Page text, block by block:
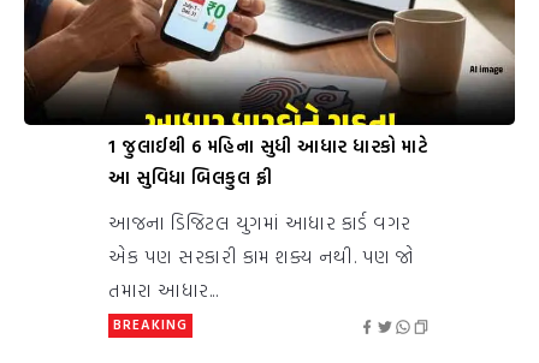
1 જુલાઈથી 6 મહિના સુધી આધાર ધારકો માટે
આ સુવિધા બિલકુલ ફ્રી
આજના ડિજિટલ યુગમાં આધાર કાર્ડ વગર
એક પણ સરકારી કામ શક્ય નથી. પણ જો
તમારા આધાર...
BREAKING